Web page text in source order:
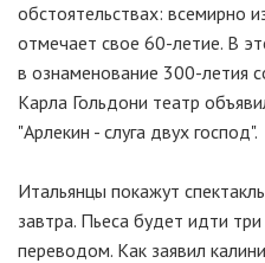
обстоятельствах: всемирно
отмечает свое 60-летие. В
в ознаменование 300-летия
Карла Гольдони театр
"Арлекин - слуга двух господ".
Итальянцы покажут
завтра. Пьеса будет идти
переводом. Как заявил